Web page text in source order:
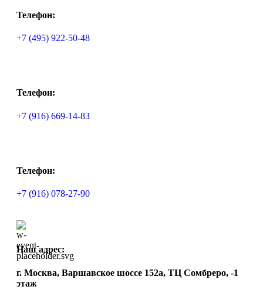
Телефон:
+7 (495) 922-50-48
Телефон:
+7 (916) 669-14-83
Телефон:
+7 (916) 078-27-90
Наш адрес:
г. Москва, Варшавское шоссе 152а, ТЦ Сомбреро, -1
этаж